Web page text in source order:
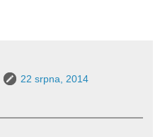
22 srpna, 2014